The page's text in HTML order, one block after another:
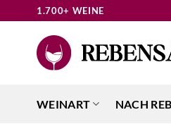
springen
1.700+ WEINE
WEINART NACH